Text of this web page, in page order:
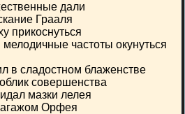
дали
Грааля
прикоснуться
частоты окунуться
в сладостном блаженстве
совершенства
мазки лелея
Орфея